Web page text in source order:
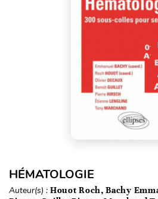
HÉMATOLOGIE
Auteur(s) : Houot Roch, Bachy